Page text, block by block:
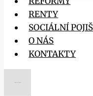
RENTY
SOCIÁLNÍ
O NÁS
KONTAKTY